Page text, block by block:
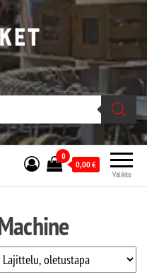
ja kivijalassa
Stupido Market on vaihtoehtomusaan
erikoistunut verkko- sekä
Helsingissä Kallion
sydämessä.
Valikko
0
0,00€